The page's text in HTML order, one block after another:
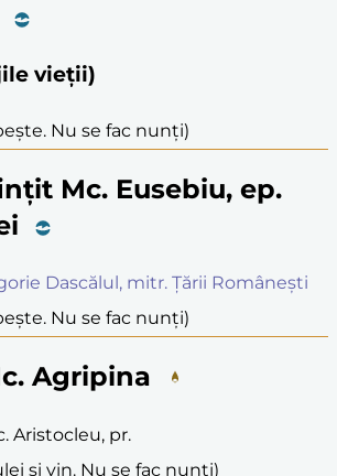
vieții)
Nu se fac nunți)
Mc. Eusebiu, ep.
Dascălul, mitr. Țării Românești
Nu se fac nunți)
Agripina
Aristocleu, pr.
și vin. Nu se fac nunți)